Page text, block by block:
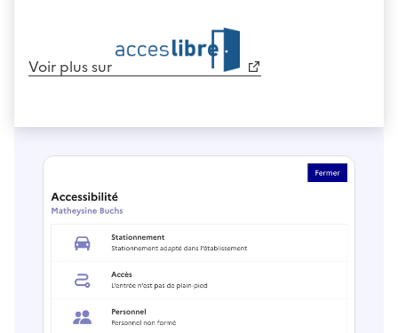
Voir plus sur